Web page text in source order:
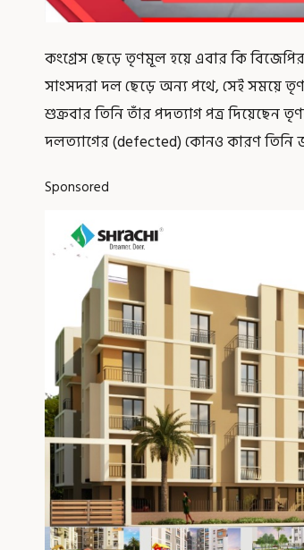
কংগ্রেস ছেড়ে তৃণমূল হয়ে এবার কি
সাংসদরা দল ছেড়ে অন্য পথে, সেই সময়ে
শুক্রবার তিনি তাঁর পদত্যাগ পত্র দিয়েছেন
দলত্যাগের (defected) কোনও কারণ তিনি
Sponsored